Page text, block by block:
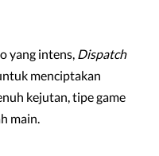
yang intens, Dispatch
menciptakan
kejutan, tipe game
main.